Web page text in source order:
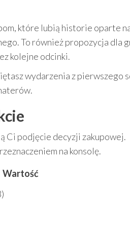
które lubią historie oparte
To również propozycja dla
kolejne odcinki.
wydarzenia z pierwszego
Ci podjęcie decyzji zakupowej.
na konsolę.
Wartość